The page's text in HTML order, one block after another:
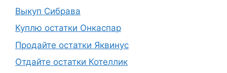
Выкуп Сибрава
Куплю остатки Онкаспар
Продайте остатки Яквинус
Отдайте остатки Котеллик